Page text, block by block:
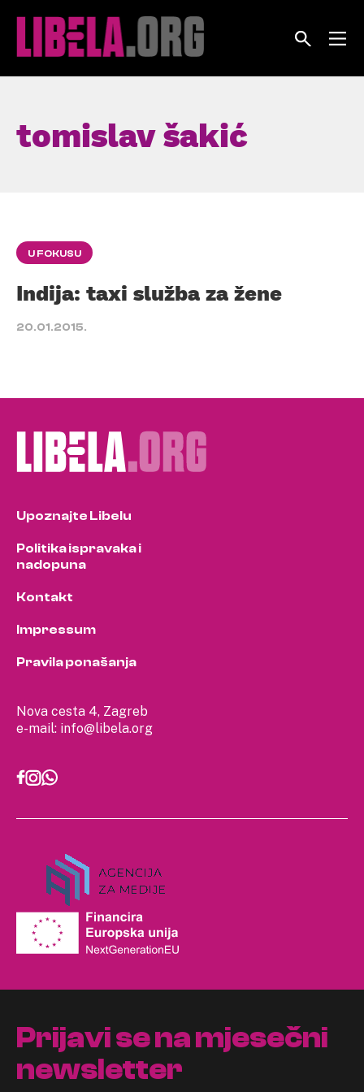
tomislav šakić
U FOKUSU
Indija: taxi služba za žene
20.01.2015.
Nova cesta 4, Zagreb
e-mail: info@libela.org
Upoznajte Libelu
Politika ispravaka i
nadopuna
Kontakt
Impressum
Pravila ponašanja
Prijavi se na mjesečni
newsletter